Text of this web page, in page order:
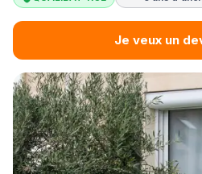
Je veux un